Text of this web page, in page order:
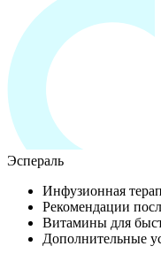
Эспераль
Инфузионная
Рекомендации
Витамины для
Дополнительные